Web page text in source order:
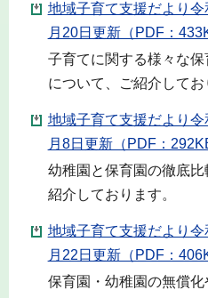
地域子育て支援だより
月20日更新（PDF：
子育てに関する様々な
について、ご紹介してお
地域子育て支援だより
月8日更新（PDF：
幼稚園と保育園の徹底
紹介しております。
地域子育て支援だより
月22日更新（PDF：
保育園・幼稚園の無償